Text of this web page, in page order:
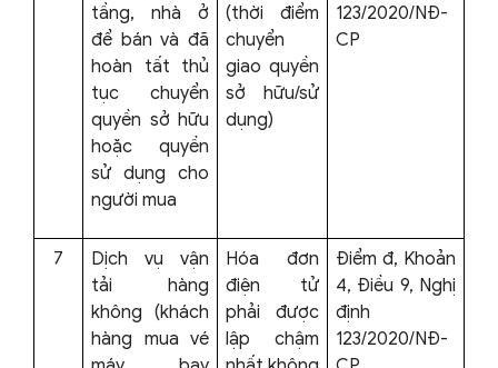
tầng, nhà ở
để bán và đã
hoàn tất thủ
tục chuyển
quyền sở hữu
hoặc quyền
sử dụng cho
người mua
(thời điểm
chuyển
giao quyền
sở hữu/sử
dụng)
123/2020/NĐ-
CP
7
Dịch vụ vận
tải hàng
không (khách
hàng mua vé
Hóa đơn
điện tử
phải được
lập chậm
Điểm đ, Khoản
4, Điều 9, Nghị
định
123/2020/NĐ-